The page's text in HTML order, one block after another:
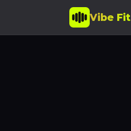
Vibe Fit